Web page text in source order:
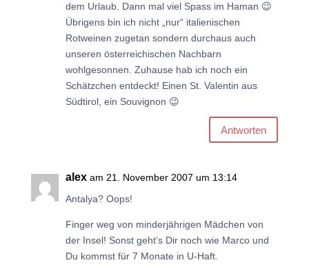
dem Urlaub. Dann mal viel Spass im Haman 😉
Übrigens bin ich nicht „nur“ italienischen
Rotweinen zugetan sondern durchaus auch
unseren österreichischen Nachbarn
wohlgesonnen. Zuhause hab ich noch ein
Schätzchen entdeckt! Einen St. Valentin aus
Südtirol, ein Souvignon 😉
Antworten
alex am 21. November 2007 um 13:14
Antalya? Oops!
Finger weg von minderjährigen Mädchen von
der Insel! Sonst geht’s Dir noch wie Marco und
Du kommst für 7 Monate in U-Haft.